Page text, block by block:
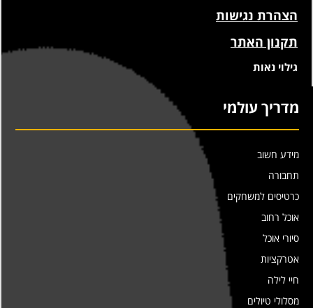
הצהרת נגישות
תקנון האתר
גילוי נאות
מדריך עולמי
מידע חשוב
תחבורה
כרטיסים למשחקים
אוכל רחוב
סיורי אוכל
אטרקציות
חיי לילה
מסלולי טיולים